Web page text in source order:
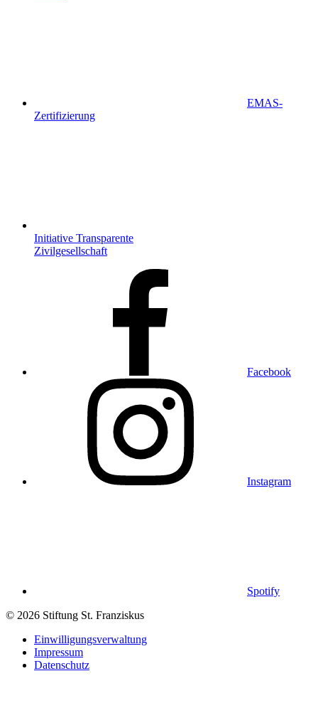
EMAS-
Zertifizierung
Initiative Transparente
Zivilgesellschaft
Facebook
Instagram
Spotify
© 2026 Stiftung St. Franziskus
Einwilligungsverwaltung
Impressum
Datenschutz